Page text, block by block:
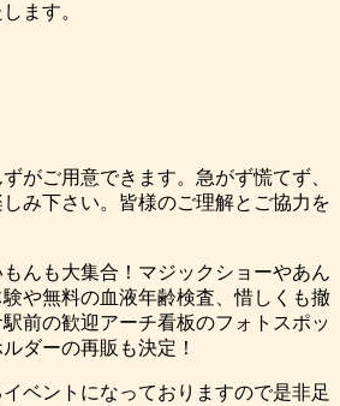
ます。
がご用意できます。急がず慌てず、
み下さい。皆様のご理解とご協力を
んも大集合！マジックショーやあん
や無料の血液年齢検査、惜しくも撤
前の歓迎アーチ看板のフォトスポッ
ダーの再販も決定！
ベントになっておりますので是非足